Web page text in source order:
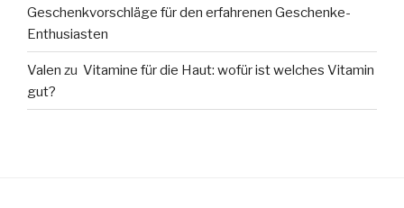
Geschenkvorschläge für den erfahrenen Geschenke-
Enthusiasten
Valen zu Vitamine für die Haut: wofür ist welches Vitamin
gut?